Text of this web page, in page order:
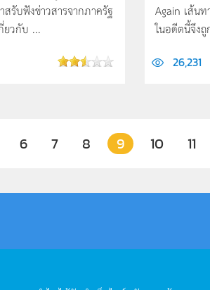
สรับฟังข่าวสารจากภาครัฐ
ยวกับ ...
Again เส้น
ในอดีตนี้จึง
26,231
6 7 8 9 10 11